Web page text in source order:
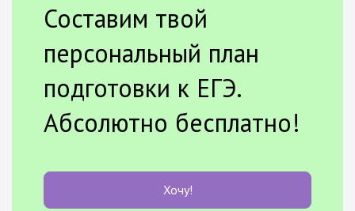
Составим твой
персональный план
подготовки к ЕГЭ.
Абсолютно бесплатно!
Хочу!